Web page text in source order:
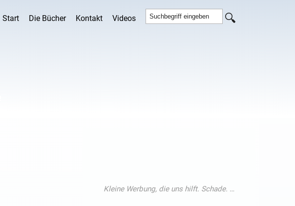
Start Die Bücher Kontakt Videos